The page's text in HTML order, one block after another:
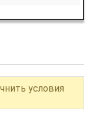
условия